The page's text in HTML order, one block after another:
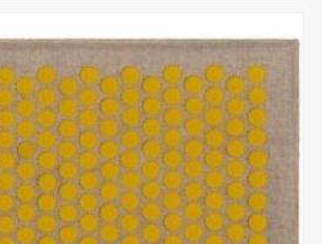
ПРИДБАТИ
Add to Wishlist